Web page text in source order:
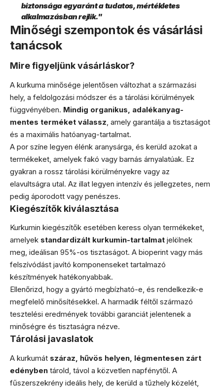
biztonsága egyaránt a tudatos, mértékletes
alkalmazásban rejlik."
Minőségi szempontok és vásárlási
tanácsok
Mire figyeljünk vásárláskor?
A kurkuma minősége jelentősen változhat a származási
hely, a feldolgozási módszer és a tárolási körülmények
függvényében. Mindig organikus, adalékanyag-
mentes terméket válassz , amely garantálja a tisztaságot
és a maximális hatóanyag-tartalmat.
A por színe legyen élénk aranysárga, és kerüld azokat a
termékeket, amelyek fakó vagy barnás árnyalatúak. Ez
gyakran a rossz tárolási körülményekre vagy az
elavultságra utal. Az illat legyen intenzív és jellegzetes, nem
pedig áporodott vagy penészes.
Kiegészítők kiválasztása
Kurkumin kiegészítők esetében keress olyan termékeket,
amelyek standardizált kurkumin-tartalmat jelölnek
meg, ideálisan 95%-os tisztaságot. A bioperint vagy más
felszívódást javító komponenseket tartalmazó
készítmények hatékonyabbak.
Ellenőrizd, hogy a gyártó megbízható-e, és rendelkezik-e
megfelelő minősítésekkel. A harmadik féltől származó
tesztelési eredmények további garanciát jelentenek a
minőségre és tisztaságra nézve.
Tárolási javaslatok
A kurkumát száraz, hűvös helyen, légmentesen zárt
edényben tárold, távol a közvetlen napfénytől. A
fűszerszekrény ideális hely, de kerüld a tűzhely közelét,